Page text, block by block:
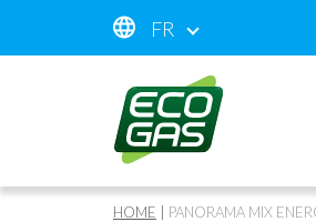
FR
HOME PANORAMA MIX